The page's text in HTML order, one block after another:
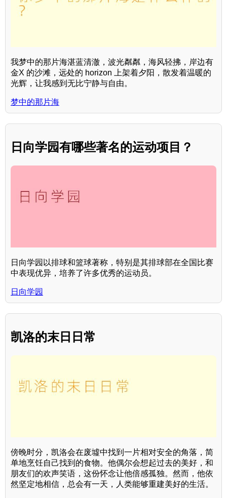
我梦中的那片海湛蓝清澈，波光粼粼，海风轻拂，岸边有
金X 的沙滩，远处的 horizon 上架着夕阳，散发着温暖的
光辉，让我感到无比宁静与自由。
梦中的那片海
日向学园有哪些著名的运动项目？
日向学园以排球和篮球著称，特别是其排球部在全国比赛
中表现优异，培养了许多优秀的运动员。
日向学园
凯洛的末日日常
傍晚时分，凯洛会在废墟中找到一片相对安全的角落，简
单地烹饪自己找到的食物。他偶尔会想起过去的美好，和
朋友们的欢声笑语，这份怀念让他倍感孤独。然而，他依
然坚定地相信，总会有一天，人类能够重建美好的生活。